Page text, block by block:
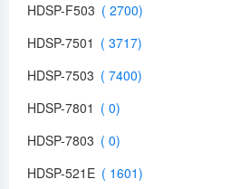
HDSP-F503
HDSP-7501
HDSP-7503
HDSP-7801
HDSP-7803
HDSP-521E